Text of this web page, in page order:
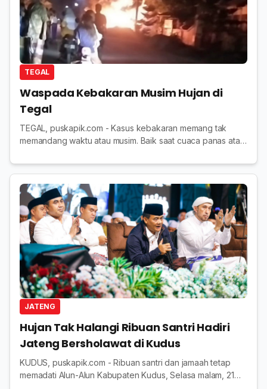
TEGAL
Waspada Kebakaran Musim Hujan di
Tegal
TEGAL, puskapik.com - Kasus kebakaran memang tak
memandang waktu atau musim. Baik saat cuaca panas atau
ini. Oleh sebab itu, warga diimbau agar te...
JATENG
Hujan Tak Halangi Ribuan Santri Hadiri
Jateng Bersholawat di Kudus
KUDUS, puskapik.com - Ribuan santri dan jamaah tetap
memadati Alun-Alun Kabupaten Kudus, Selasa malam, 21